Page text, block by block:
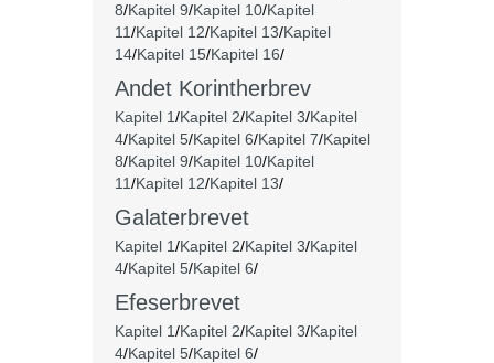
8/Kapitel 9/Kapitel 10/Kapitel
11/Kapitel 12/Kapitel 13/Kapitel
14/Kapitel 15/Kapitel 16/
Andet Korintherbrev
Kapitel 1/Kapitel 2/Kapitel 3/Kapitel
4/Kapitel 5/Kapitel 6/Kapitel 7/Kapitel
8/Kapitel 9/Kapitel 10/Kapitel
11/Kapitel 12/Kapitel 13/
Galaterbrevet
Kapitel 1/Kapitel 2/Kapitel 3/Kapitel
4/Kapitel 5/Kapitel 6/
Efeserbrevet
Kapitel 1/Kapitel 2/Kapitel 3/Kapitel
4/Kapitel 5/Kapitel 6/